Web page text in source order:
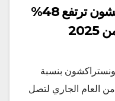
إيرادات أوراسكوم كونستراكشون ترتفع 48%
بنسبة
من العام الجاري لتصل